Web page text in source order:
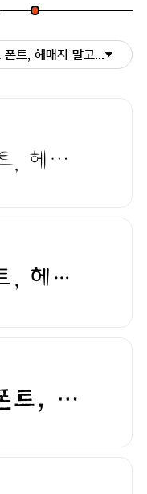
폰트, 헤매지 말고 바로 폰
당신이 찾던 그 폰트, 헤매지 말고 바로 폰코!
당신이 찾던 그 폰트, 헤매지 말고 바로 폰코!
당신이 찾던 그 폰트, 헤매지 말고 바로 폰코!